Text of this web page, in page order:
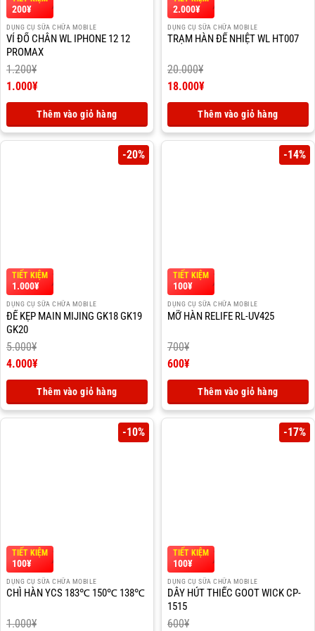
200¥
DỤNG CỤ SỮA CHỮA MOBILE
VỈ ĐỔ CHÂN WL IPHONE 12 12
PROMAX
1.200¥
Giá
1.200¥.
1.000¥
tại
là:
Thêm vào giỏ hàng
2.000¥
DỤNG CỤ SỮA CHỮA MOBILE
TRẠM HÀN ĐẾ NHIỆT WL HT007
20.000¥
Giá
20.000¥.
18.000¥
tại
là:
Thêm vào giỏ hàng
-20%
TIẾT KIỆM
1.000¥
DỤNG CỤ SỮA CHỮA MOBILE
ĐẾ KẸP MAIN MIJING GK18 GK19
GK20
5.000¥
Giá
5.000¥.
4.000¥
tại
là:
Thêm vào giỏ hàng
-14%
TIẾT KIỆM
100¥
DỤNG CỤ SỮA CHỮA MOBILE
MỠ HÀN RELIFE RL-UV425
700¥
Giá
700¥.
600¥
tại
là:
Thêm vào giỏ hàng
-10%
TIẾT KIỆM
100¥
DỤNG CỤ SỮA CHỮA MOBILE
CHÌ HÀN YCS 183℃ 150℃ 138℃
1.000¥
-17%
TIẾT KIỆM
100¥
DỤNG CỤ SỮA CHỮA MOBILE
DÂY HÚT THIẾC GOOT WICK CP-
1515
600¥